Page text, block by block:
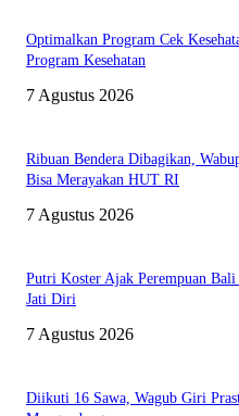
Optimalkan Program Cek
Program Kesehatan
7 Agustus 2026
Ribuan Bendera Dibagikan,
Bisa Merayakan HUT RI
7 Agustus 2026
Putri Koster Ajak Perempuan
Jati Diri
7 Agustus 2026
Diikuti 16 Sawa, Wagub Giri